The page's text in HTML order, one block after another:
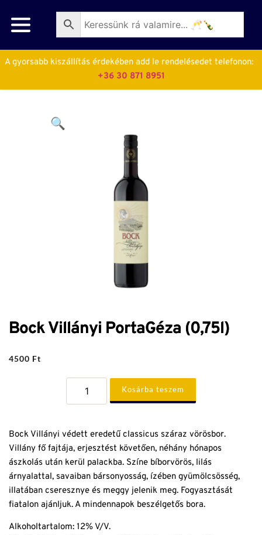
+36 30 871 8951
🔍
Bock Villányi PortaGéza (0,75l)
4500 Ft
Bock
Villányi
PortaGéza
Kosárba teszem
Bock Villányi védett eredetű classicus száraz vörösbor.
Villány fő fajtája, erjesztést követően, néhány hónapos
ászkolás után kerül palackba. Színe bíborvörös, lilás
árnyalattal, savaiban bársonyosság, ízében gyümölcsösség,
illatában cseresznye és meggy jelenik meg. Fogyasztását
fiatalon ajánljuk. A mindennapok beszélgetős bora.
Alkoholtartalom: 12% V/V.